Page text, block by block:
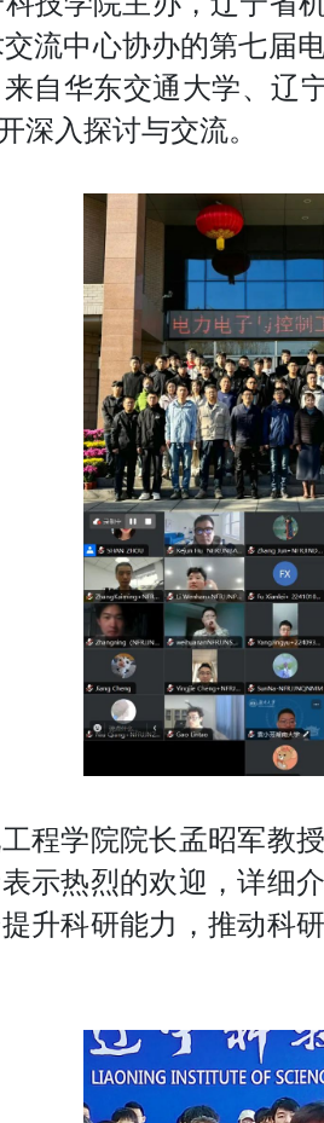
流中心协办的第七届
自华东交通大学、
深入探讨与交流。
程学院院长孟昭军教
示热烈的欢迎，详细
升科研能力，推动科